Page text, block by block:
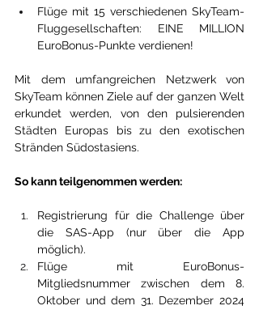
Flüge mit 15 verschiedenen SkyTeam-
Fluggesellschaften: EINE MILLION
EuroBonus-Punkte verdienen!
Mit dem umfangreichen Netzwerk von
SkyTeam können Ziele auf der ganzen Welt
erkundet werden, von den pulsierenden
Städten Europas bis zu den exotischen
Stränden Südostasiens.
So kann teilgenommen werden:
Registrierung für die Challenge über
die SAS-App (nur über die App
möglich).
Flüge mit EuroBonus-
Mitgliedsnummer zwischen dem 8.
Oktober und dem 31. Dezember 2024